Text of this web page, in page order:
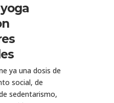
ya una dosis de
social, de
sedentarismo,